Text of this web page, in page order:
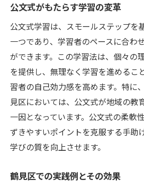
公文式がもたらす学習の変革
公文式学習は、スモールステップを
一つであり、学習者のペースに合わ
ができます。この学習法は、個々の
を提供し、無理なく学習を進めるこ
習者の自己効力感を高めます。特に
見区においては、公文式が地域の教
一因となっています。公文式の柔軟
ずきやすいポイントを克服する手助
学びの質を向上させます。
鶴見区での実践例とその効果